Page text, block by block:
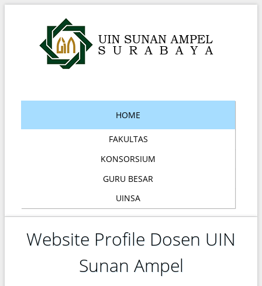
HOME
FAKULTAS
KONSORSIUM
GURU BESAR
UINSA
Website Profile Dosen UIN
Sunan Ampel